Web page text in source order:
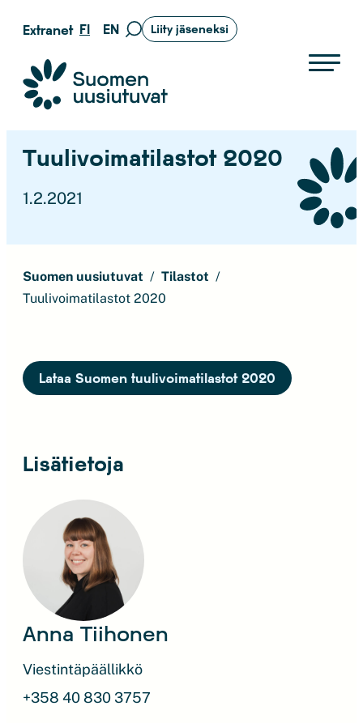
Siirry
sisältöön
Extranet FI EN
Siirry
Liity jäseneksi
Suomen uusiutuvat ry
Tuulivoimatilastot 2020
1.2.2021
Suomen uusiutuvat
Tilastot
Tuulivoimatilastot 2020
Lataa Suomen tuulivoimatilastot 2020
Lisätietoja
Anna Tiihonen
Viestintäpäällikkö
+358 40 830 3757